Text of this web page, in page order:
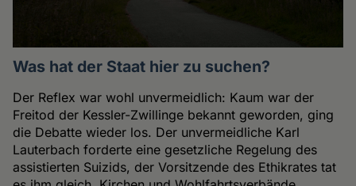
Was hat der Staat hier zu suchen?
Der Reflex war wohl unvermeidlich: Kaum war der
Freitod der Kessler-Zwillinge bekannt geworden, ging
die Debatte wieder los. Der unvermeidliche Karl
Lauterbach forderte eine gesetzliche Regelung des
assistierten Suizids, der Vorsitzende des Ethikrates tat